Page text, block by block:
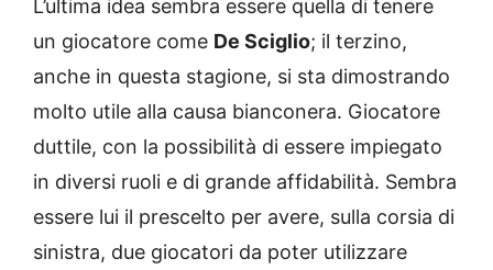
L’ultima idea sembra essere quella di tenere
un giocatore come De Sciglio; il terzino,
anche in questa stagione, si sta dimostrando
molto utile alla causa bianconera. Giocatore
duttile, con la possibilità di essere impiegato
in diversi ruoli e di grande affidabilità. Sembra
essere lui il prescelto per avere, sulla corsia di
sinistra, due giocatori da poter utilizzare